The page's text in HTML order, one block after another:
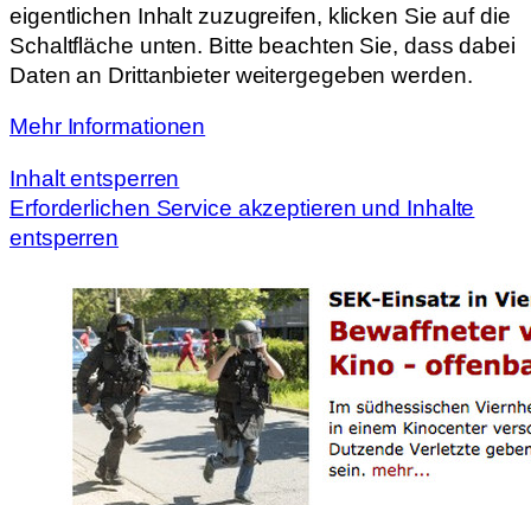
eigentlichen Inhalt zuzugreifen, klicken Sie auf die
Schaltfläche unten. Bitte beachten Sie, dass dabei
Daten an Drittanbieter weitergegeben werden.
Mehr Informationen
Inhalt entsperren
Erforderlichen Service akzeptieren und Inhalte
entsperren